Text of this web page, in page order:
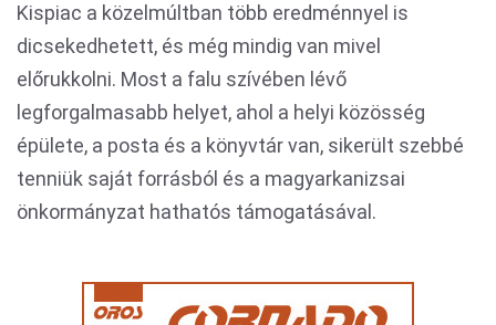
Kispiac a közelmúltban több eredménnyel is
dicsekedhetett, és még mindig van mivel
előrukkolni. Most a falu szívében lévő
legforgalmasabb helyet, ahol a helyi közösség
épülete, a posta és a könyvtár van, sikerült szebbé
tenniük saját forrásból és a magyarkanizsai
önkormányzat hathatós támogatásával.